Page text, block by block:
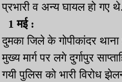
प्रभारी व अन्य घायल हो गए थे.
1 मई :
दुमका जिले के गोपीकांदर
मुख्य मार्ग पर लगे दुर्गापुर
गयी पुलिस को भारी विरोध